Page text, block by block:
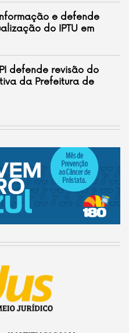
e defende
do IPTU em
defende revisão do
da Prefeitura de